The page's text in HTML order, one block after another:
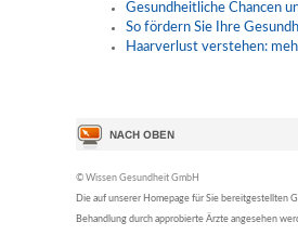
Gesundheitliche Chancen
So fördern Sie Ihre
Haarverlust verstehen:
© Wissen Gesundheit GmbH
Die auf unserer Homepage für Sie bereitgestellten
Behandlung durch approbierte Ärzte angesehen